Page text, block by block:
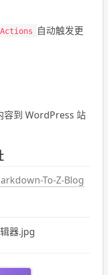
自动触发更
容到 WordPress 站
To-Z-Blog
器.jpg